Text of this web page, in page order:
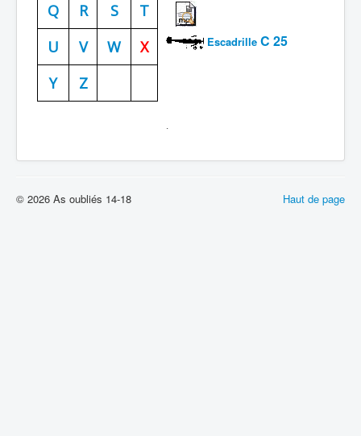
Batailles
Cahiers des As
Q
R S
T
U
V W
X
Y
Z
Escadrille C 25
.
Haut de page
© 2026 As oubliés 14-18